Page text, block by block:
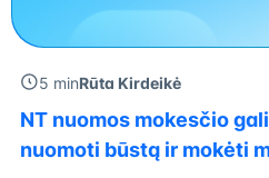
5 minRūta Kirdeikė
NT nuomos mokesčio
nuomoti būstą ir mokėti